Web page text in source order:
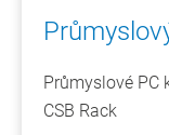
Průmyslové PC
CSB Rack